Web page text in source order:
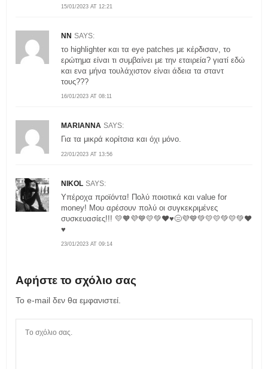
15/01/2023 AT 12:21
NN SAYS:
16/01/2023 AT 08:11
το highlighter και τα eye patches με κέρδισαν, το
ερώτημα είναι τι συμβαίνει με την εταιρεία? γιατί εδώ
και ενα μήνα τουλάχιστον είναι άδεια τα σταντ
τους???
MARIANNA SAYS:
22/01/2023 AT 13:56
Για τα μικρά κορίτσια και όχι μόνο.
NIKOL SAYS:
23/01/2023 AT 09:14
Υπέροχα προϊόντα! Πολύ ποιοτικά και value for
money! Μου αρέσουν πολύ οι συγκεκριμένες
συσκευασίες!!! 💛🧡💜💙💛💚❤️♥️😑💜💙💚💛💛💚💛💚❤️
♥️
Αφήστε το σχόλιο σας
Το e-mail δεν θα εμφανιστεί.